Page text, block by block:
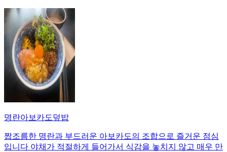
명란아보카도덮밥
짭조름한 명란과 부드러운 아보카도의 조합으로 즐거운 점심
입니다 야채가 적절하게 들어가서 식감을 놓치지 않고 매우 만